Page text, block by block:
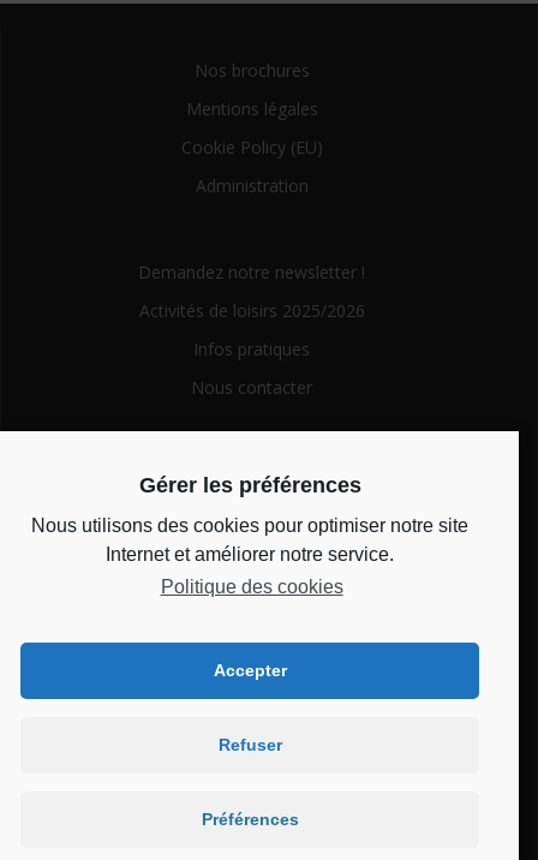
Nos brochures
Mentions légales
Cookie Policy (EU)
Administration
Demandez notre newsletter !
Activités de loisirs 2025/2026
Infos pratiques
Nous contacter
for:
Horaires d’ouverture
Du lundi au vendredi de 14h à 18h et le mercredi de 10h à
Bienvenue au CSC
Gérer les préférences
Nous utilisons des cookies pour optimiser notre site
Internet et améliorer notre service.
Politique des cookies
Accepter
Refuser
Préférences